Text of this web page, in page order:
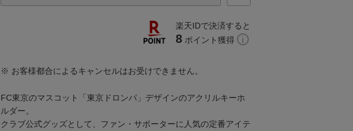
楽天IDで決済すると
8 ポイント獲得
※ お客様都合によるキャンセルはお受けできません。
FC東京のマスコット「東京ドロンパ」デザインのアクリルキーホ
ルダー。
クラブ公式グッズとして、ファン・サポーターに人気の定番アイテ